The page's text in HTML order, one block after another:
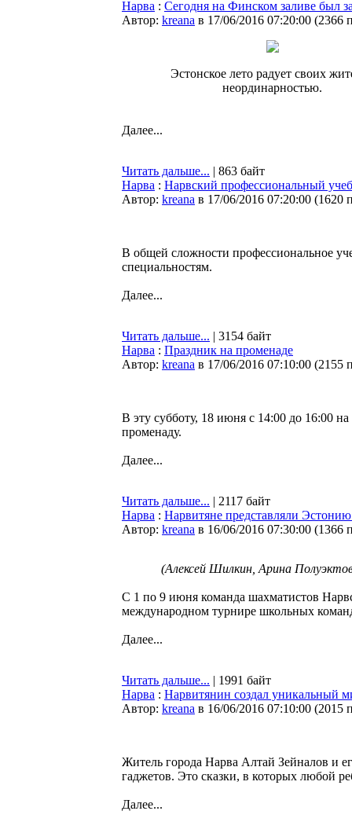
Нарва : Сегодня на Финском заливе был
Автор: kreana в 17/06/2016 07:20:00 (2366
Эстонское лето радует своих
неординарностью.
Далее...
Читать дальше... | 863 байт
Нарва : Нарвский профессиональный
Автор: kreana в 17/06/2016 07:20:00 (1620
В общей сложности профессиональное
специальностям.
Далее...
Читать дальше... | 3154 байт
Нарва : Праздник на променаде
Автор: kreana в 17/06/2016 07:10:00 (2155
В эту субботу, 18 июня с 14:00 до 16:00
променаду.
Далее...
Читать дальше... | 2117 байт
Нарва : Нарвитяне представляли
Автор: kreana в 16/06/2016 07:30:00 (1366
(Алексей Шилкин, Арина
С 1 по 9 июня команда шахматистов
международном турнире школьных
Далее...
Читать дальше... | 1991 байт
Нарва : Нарвитянин создал уникальный
Автор: kreana в 16/06/2016 07:10:00 (2015
Житель города Нарва Алтай Зейналов и
гаджетов. Это сказки, в которых любой
Далее...